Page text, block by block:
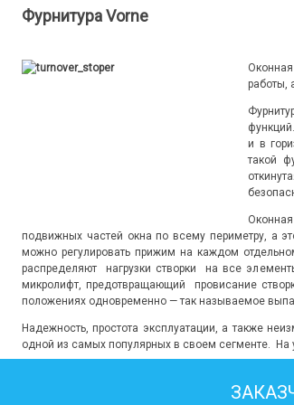
Фурнитура Vorne
работы,
и в
такой
подвижных частей окна по всему периметру, а
можно регулировать прижим на каждом
распределяют нагрузки створки на все
микролифт, предотвращающий провисание
положениях одновременно — так называемое
Надежность, простота эксплуатации, а также
одной из самых популярных в своем сегменте. На